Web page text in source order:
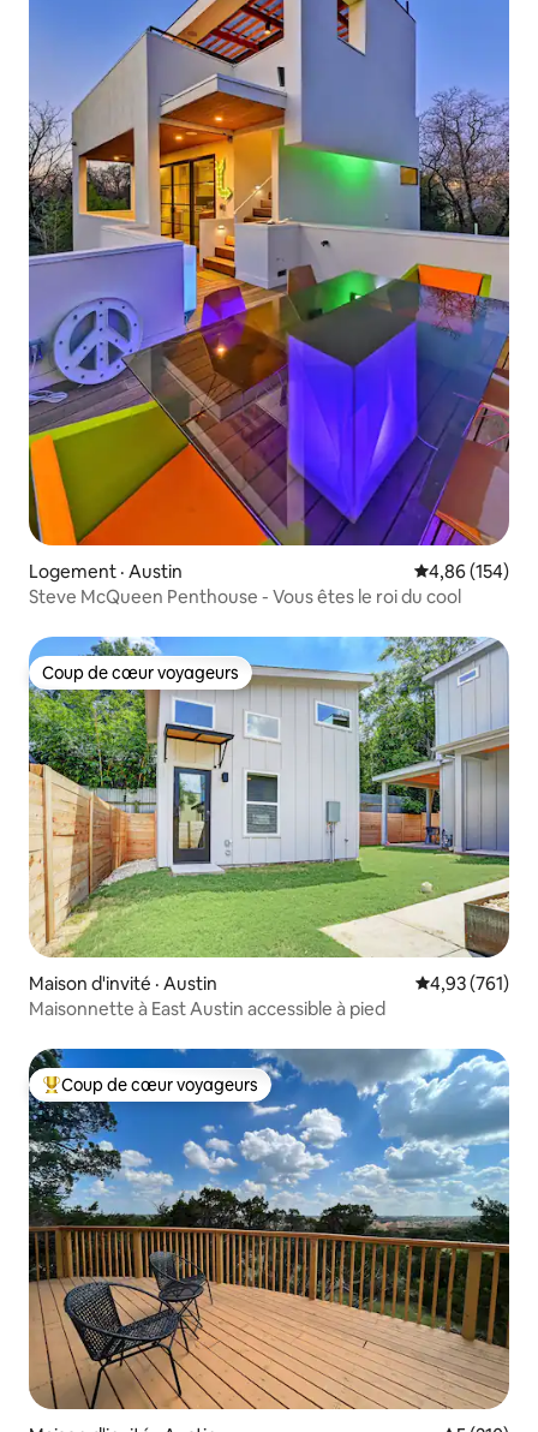
Logement · Austin Note
4,86 (154)
Steve McQueen Penthouse - Vous êtes le roi du cool
Coup de cœur voyageurs
Coup de cœur voyageurs
Maison d'invité · Austin Note
4,93 (761)
Maisonnette à East Austin accessible à pied
Coup de cœur voyageurs parmi les plus aimés
Coup de cœur voyageurs